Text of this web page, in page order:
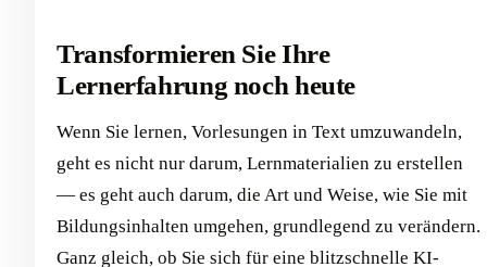
Transformieren Sie Ihre
Lernerfahrung noch heute
Wenn Sie lernen, Vorlesungen in Text umzuwandeln,
geht es nicht nur darum, Lernmaterialien zu erstellen
— es geht auch darum, die Art und Weise, wie Sie mit
Bildungsinhalten umgehen, grundlegend zu verändern.
Ganz gleich, ob Sie sich für eine blitzschnelle KI-